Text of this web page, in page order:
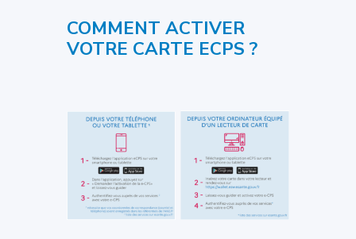
COMMENT ACTIVER
VOTRE CARTE ECPS ?